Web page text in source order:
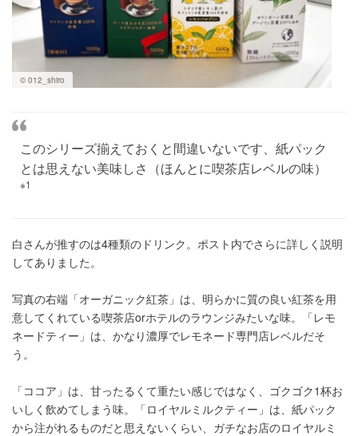
© 012_shiro
このシリーズ揃えておくと間違いないです、紙パック
とは思えない美味しさ（ほんとに喫茶店レベルの味）
※1
白さんが推すのは4種類のドリンク。ポスト内でさらに詳しく説明
してありました。
写真の右端「オーガニック紅茶」は、明らかに質の良い紅茶を用
意してくれている喫茶店orホテルのラウンジみたいな味。「レモ
ネードティー」は、かなり濃厚でレモネード専門店レベルだそ
う。
「ココア」は、甘ったるくて重たい感じではなく、ゴクゴク1杯お
いしく飲めてしまう味。「ロイヤルミルクティー」は、紙パック
から注がれるものだと思えないくらい、ガチなお店のロイヤルミ